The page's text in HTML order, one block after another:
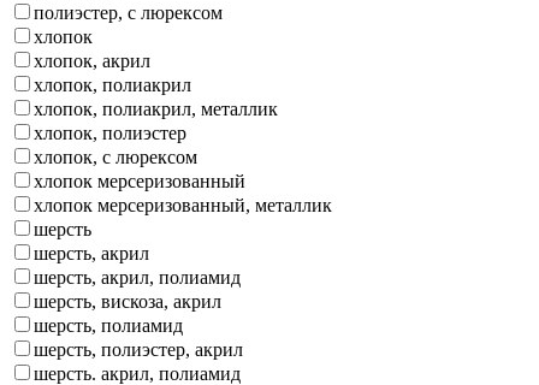
полиэстер, с люрексом
хлопок
хлопок, акрил
хлопок, полиакрил
хлопок, полиакрил, металлик
хлопок, полиэстер
хлопок, с люрексом
хлопок мерсеризованный
хлопок мерсеризованный, металлик
шерсть
шерсть, акрил
шерсть, акрил, полиамид
шерсть, вискоза, акрил
шерсть, полиамид
шерсть, полиэстер, акрил
шерсть. акрил, полиамид